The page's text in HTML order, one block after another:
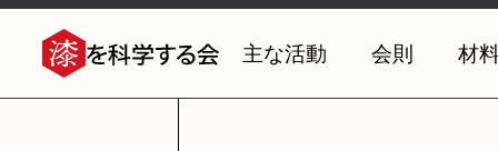
主な活動 会則 材